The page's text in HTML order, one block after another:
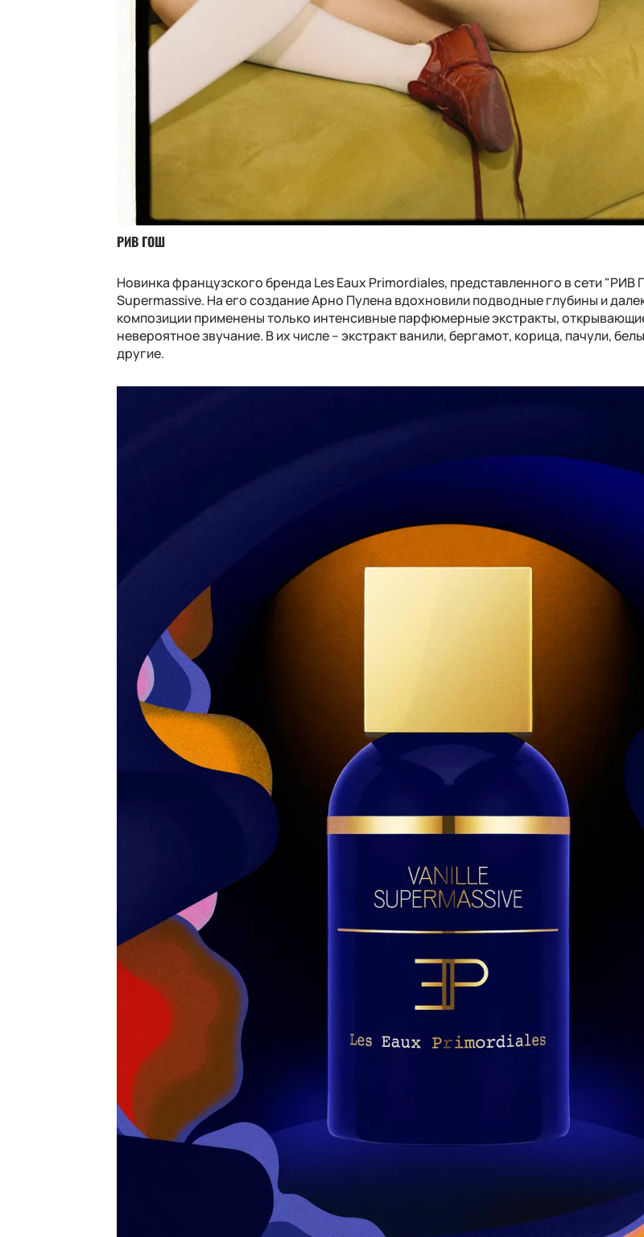
РИВ ГОШ
Новинка французского бренда Les Eaux Primordiales, представленного в сети
Supermassive. На его создание Арно Пулена вдохновили подводные глубины и
композиции применены только интенсивные парфюмерные экстракты,
невероятное звучание. В их числе – экстракт ванили, бергамот, корица, пачули,
другие.